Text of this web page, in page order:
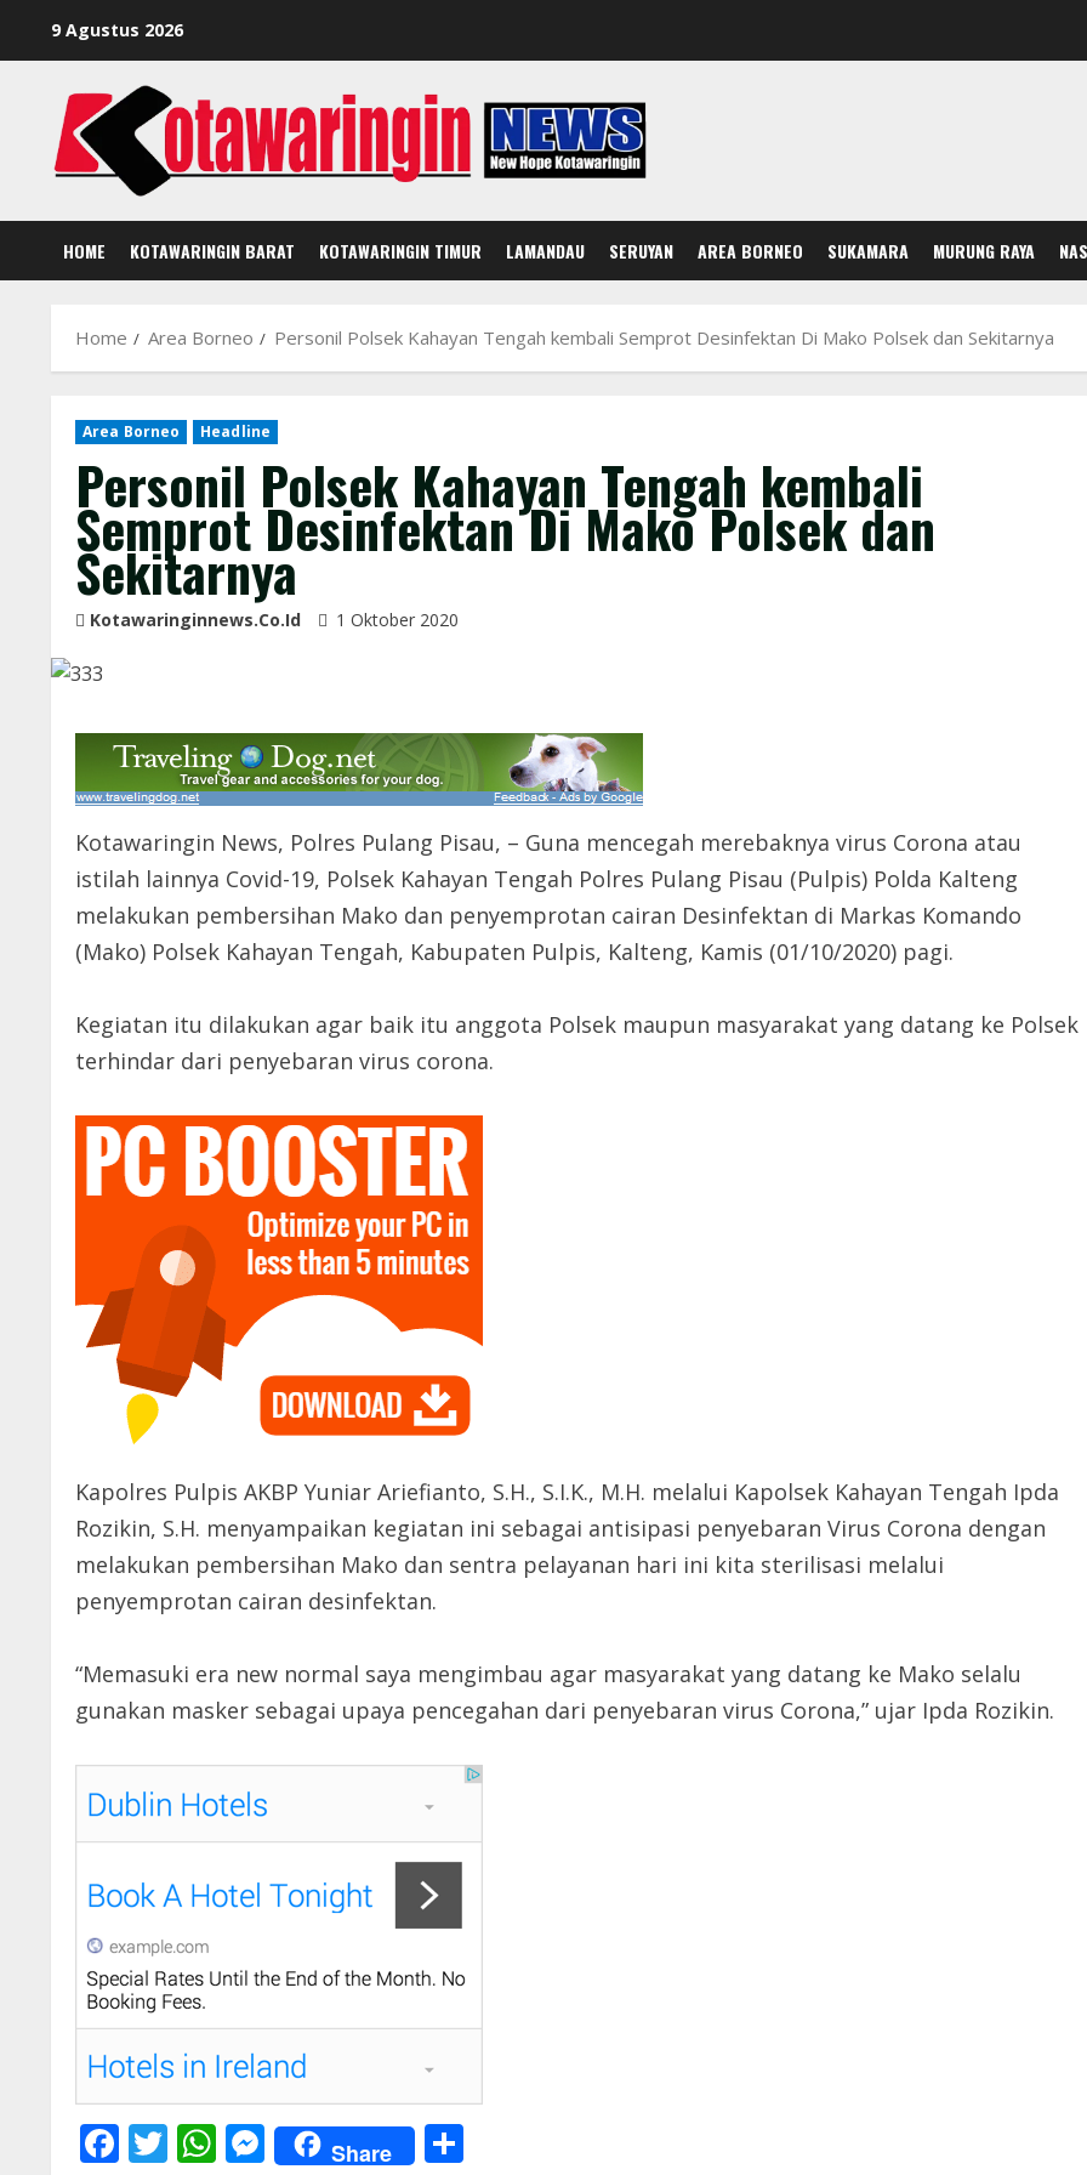
9 Agustus 2026
HOME KOTAWARINGIN BARAT KOTAWARINGIN TIMUR LAMANDAU SERUYAN AREA BORNEO SUKAMARA MURUNG RAYA
Home Area Borneo Personil Polsek Kahayan Tengah kembali Semprot Desinfektan Di Mako Polsek dan Sekitarnya
Area Borneo Headline
Personil Polsek Kahayan Tengah kembali
Semprot Desinfektan Di Mako Polsek dan
Sekitarnya
Kotawaringinnews.co.id 1 Oktober 2020
Kotawaringin News, Polres Pulang Pisau, – Guna mencegah merebaknya virus Corona atau
istilah lainnya Covid-19, Polsek Kahayan Tengah Polres Pulang Pisau (Pulpis) Polda Kalteng
melakukan pembersihan Mako dan penyemprotan cairan Desinfektan di Markas Komando
(Mako) Polsek Kahayan Tengah, Kabupaten Pulpis, Kalteng, Kamis (01/10/2020) pagi.
Kegiatan itu dilakukan agar baik itu anggota Polsek maupun masyarakat yang datang ke Polsek
terhindar dari penyebaran virus corona.
Kapolres Pulpis AKBP Yuniar Ariefianto, S.H., S.I.K., M.H. melalui Kapolsek Kahayan Tengah Ipda
Rozikin, S.H. menyampaikan kegiatan ini sebagai antisipasi penyebaran Virus Corona dengan
melakukan pembersihan Mako dan sentra pelayanan hari ini kita sterilisasi melalui
penyemprotan cairan desinfektan.
“Memasuki era new normal saya mengimbau agar masyarakat yang datang ke Mako selalu
gunakan masker sebagai upaya pencegahan dari penyebaran virus Corona,” ujar Ipda Rozikin.
F T W M Share